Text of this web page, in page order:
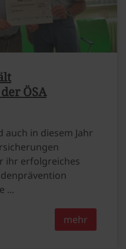
ÖSA
auch in diesem Jahr
ihr erfolgreiches
...
mehr